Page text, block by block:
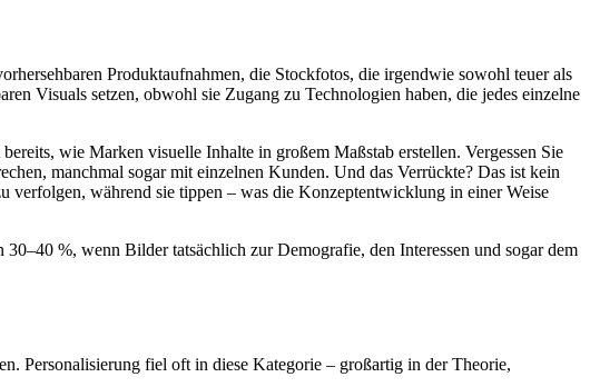
Produktaufnahmen, die Stockfotos, die irgendwie sowohl teuer als
Visuals setzen, obwohl sie Zugang zu Technologien haben, die jedes einzelne
wie Marken visuelle Inhalte in großem Maßstab erstellen. Vergessen Sie
manchmal sogar mit einzelnen Kunden. Und das Verrückte? Das ist kein
während sie tippen – was die Konzeptentwicklung in einer Weise
%, wenn Bilder tatsächlich zur Demografie, den Interessen und sogar dem
Personalisierung fiel oft in diese Kategorie – großartig in der Theorie,